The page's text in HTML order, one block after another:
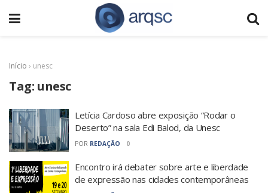
Início › unesc
Tag: unesc
Letícia Cardoso abre exposição “Rodar o
Deserto” na sala Edi Balod, da Unesc
POR REDAÇÃO 0
Encontro irá debater sobre arte e liberdade
de expressão nas cidades contemporâneas